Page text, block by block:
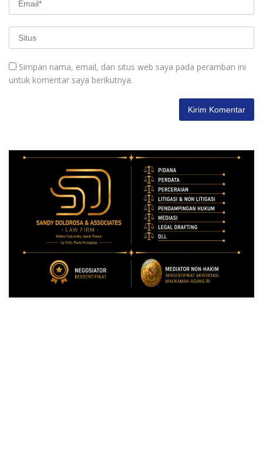
Simpan nama, email, dan situs web saya pada peramban ini
untuk komentar saya berikutnya.